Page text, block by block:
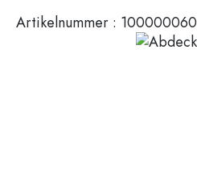
Kosmetikbehälter
Artikelnummer : 100000060